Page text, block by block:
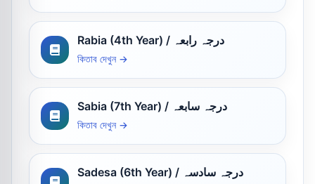
Rabia (4th Year) / درجہ رابعہ
কিতাব দেখুন →
Sabia (7th Year) / درجہ سابعہ
কিতাব দেখুন →
Sadesa (6th Year) / درجہ سادسہ